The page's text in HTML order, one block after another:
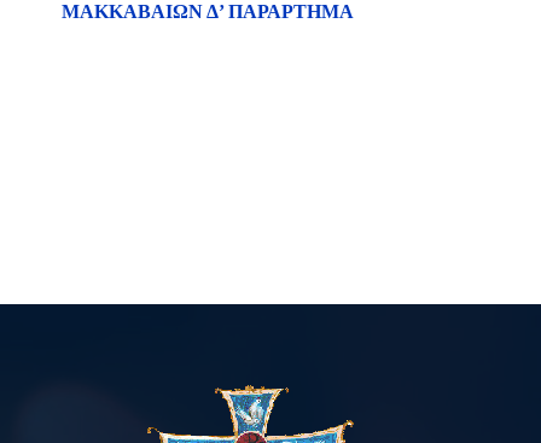
ΜΑΚΚΑΒΑΙΩΝ Δ’ ΠΑΡΑΡΤΗΜΑ